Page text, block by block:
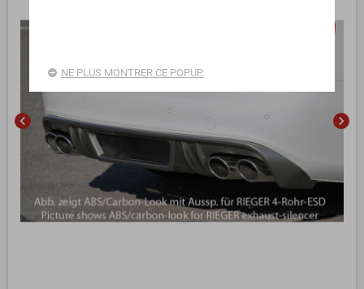
chevron_left chevron_right
NE PLUS MONTRER CE POPUP.